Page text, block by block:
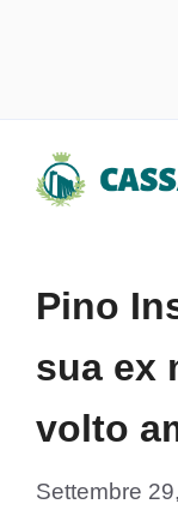
Pino
sua ex
volto
Settembre